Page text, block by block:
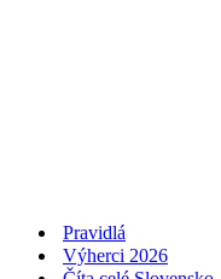
Pravidlá
Výherci 2026